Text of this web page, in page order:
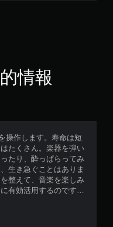
情報
操作します。寿命は短
たくさん。楽器を弾い
たり、酔っぱらってみ
生き急ぐことはありま
整えて、音楽を楽しみ
有効活用するのです…